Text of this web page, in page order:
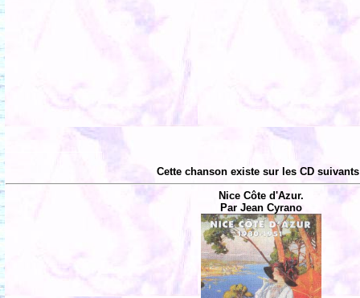
Cette chanson existe sur les CD
Nice Côte d'Azur.
Par Jean Cyrano